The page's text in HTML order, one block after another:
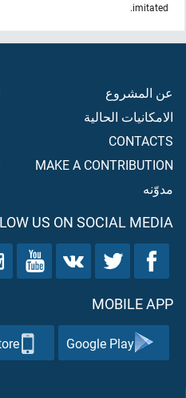
imitated.
عن المشروع
الامكانيات الحالية
CONTACTS
MAKE A CONTRIBUTION
مدوّنه
US ON SOCIAL MEDIA
MOBILE APP
Google Play